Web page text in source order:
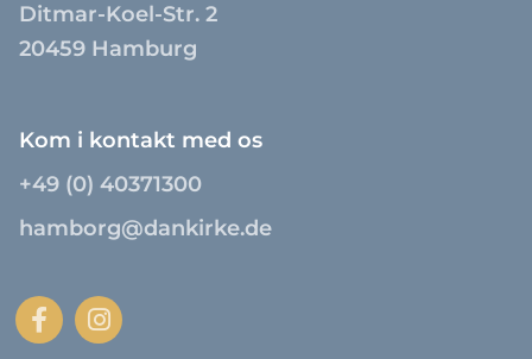
Ditmar-Koel-Str. 2
20459 Hamburg
Kom i kontakt med os
+49 (0) 40371300
hamborg@dankirke.de